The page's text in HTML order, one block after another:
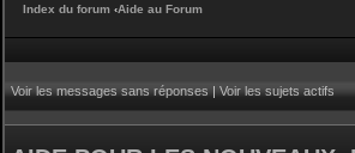
Index du forum ‹Aide au Forum
Voir les messages sans réponses|Voir les sujets actifs